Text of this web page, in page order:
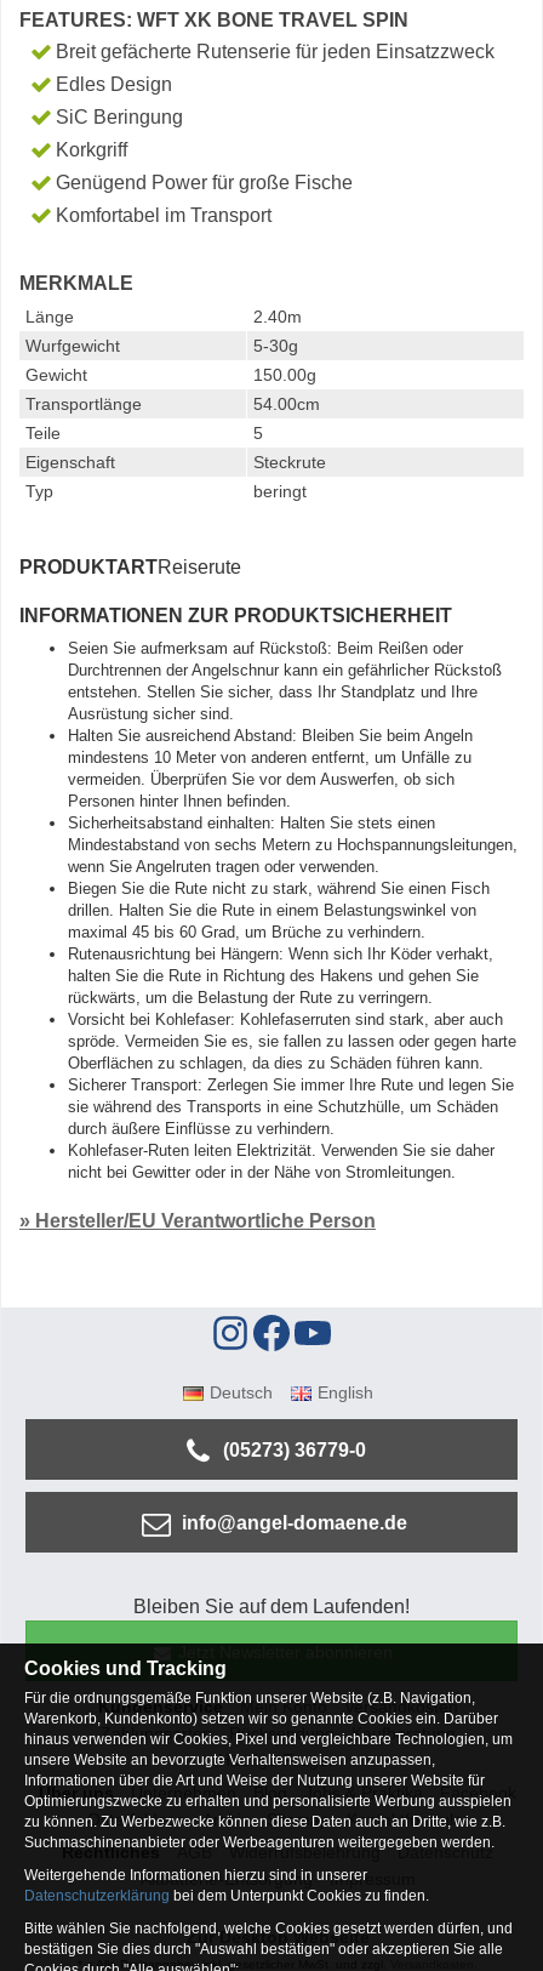
FEATURES: WFT XK BONE TRAVEL SPIN
Breit gefächerte Rutenserie für jeden Einsatzzweck
Edles Design
SiC Beringung
Korkgriff
Genügend Power für große Fische
Komfortabel im Transport
MERKMALE
Länge
2.40m
Wurfgewicht
5-30g
Gewicht
150.00g
Transportlänge
54.00cm
Teile
5
Eigenschaft
Steckrute
Typ
beringt
PRODUKTARTReiserute
INFORMATIONEN ZUR PRODUKTSICHERHEIT
Seien Sie aufmerksam auf Rückstoß: Beim Reißen oder
Durchtrennen der Angelschnur kann ein gefährlicher Rückstoß
entstehen. Stellen Sie sicher, dass Ihr Standplatz und Ihre
Ausrüstung sicher sind.
Halten Sie ausreichend Abstand: Bleiben Sie beim Angeln
mindestens 10 Meter von anderen entfernt, um Unfälle zu
vermeiden. Überprüfen Sie vor dem Auswerfen, ob sich
Personen hinter Ihnen befinden.
Sicherheitsabstand einhalten: Halten Sie stets einen
Mindestabstand von sechs Metern zu Hochspannungsleitungen,
wenn Sie Angelruten tragen oder verwenden.
Biegen Sie die Rute nicht zu stark, während Sie einen Fisch
drillen. Halten Sie die Rute in einem Belastungswinkel von
maximal 45 bis 60 Grad, um Brüche zu verhindern.
Rutenausrichtung bei Hängern: Wenn sich Ihr Köder verhakt,
halten Sie die Rute in Richtung des Hakens und gehen Sie
rückwärts, um die Belastung der Rute zu verringern.
Vorsicht bei Kohlefaser: Kohlefaserruten sind stark, aber auch
spröde. Vermeiden Sie es, sie fallen zu lassen oder gegen harte
Oberflächen zu schlagen, da dies zu Schäden führen kann.
Sicherer Transport: Zerlegen Sie immer Ihre Rute und legen Sie
sie während des Transports in eine Schutzhülle, um Schäden
durch äußere Einflüsse zu verhindern.
Kohlefaser-Ruten leiten Elektrizität. Verwenden Sie sie daher
nicht bei Gewitter oder in der Nähe von Stromleitungen.
» Hersteller/EU Verantwortliche Person
Deutsch English
(05273) 36779-0
info@angel-domaene.de
Bleiben Sie auf dem Laufenden!
Kundenservice Mein Konto
Versandkosten
Zahlungsarten
Rücksendung
Kaufberatung
Häufige Fragen
Über uns
Unternehmen Blog Jobs & Praktika
Facebook
Osterfeldsee
Archiv Sitemap
Kontaktformular
Rechtliches
AGB Widerrufsbelehrung
Datenschutz
Altbatterie-Entsorgung
Impressum
Zur Desktop Webseite
* = Alle Preisangaben inkl. gesetzlicher MwSt. und zzgl.
Cookies und Tracking
Für die ordnungsgemäße Funktion unserer Website (z.B. Navigation,
Warenkorb, Kundenkonto) setzen wir so genannte Cookies ein. Darüber
hinaus verwenden wir Cookies, Pixel und vergleichbare Technologien, um
unsere Website an bevorzugte Verhaltensweisen anzupassen,
Informationen über die Art und Weise der Nutzung unserer Website für
Optimierungszwecke zu erhalten und personalisierte Werbung ausspielen
zu können. Zu Werbezwecke können diese Daten auch an Dritte, wie z.B.
Suchmaschinenanbieter oder Werbeagenturen weitergegeben werden.
Weitergehende Informationen hierzu sind in unserer
Datenschutzerklärung bei dem Unterpunkt Cookies zu finden.
Bitte wählen Sie nachfolgend, welche Cookies gesetzt werden dürfen, und
bestätigen Sie dies durch "Auswahl bestätigen" oder akzeptieren Sie alle